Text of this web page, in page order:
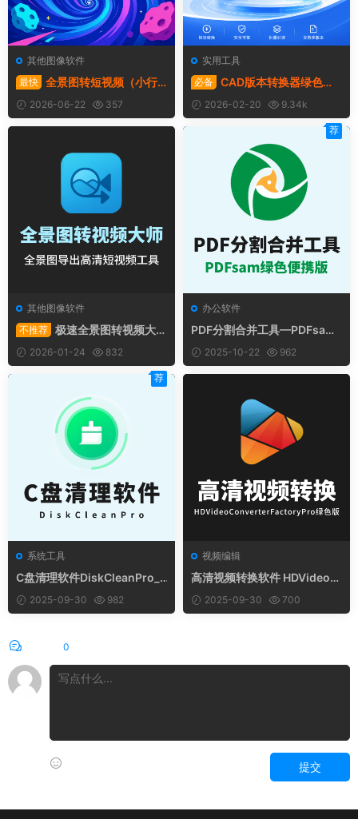
其他图像软件
最快 全景图转短视频（小行
星开场），极速且免费，简直
夯爆了！
2026-06-22 357
实用工具
必备 CAD版本转换器绿色版 |
Acme Cad Converter v2022
2026-02-20 9.34k
其他图像软件
不推荐 极速全景图转视频大师
v1.0.02026-01-24 832
办公软件
PDF分割合并工具—PDFsam-
v5.3.0×64-绿色便携版
2025-10-22 962
荐
系统工具
C盘清理软件DiskCleanPro_1.
00 免安装绿色版
2025-09-30 982
荐
视频编辑
高清视频转换软件 HDVideoC
onverterFactoryPro绿色版
2025-09-30 700
0
提交